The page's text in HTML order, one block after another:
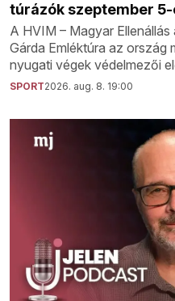
túrázók szeptember 5-
A HVIM – Magyar
Gárda Emléktúra az ország
nyugati végek védelmezői
SPORT2026. aug. 8. 19:00